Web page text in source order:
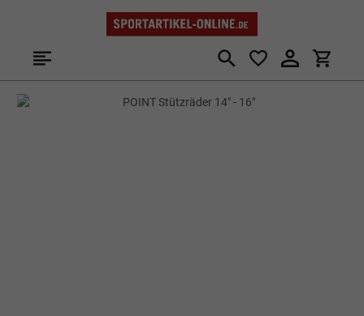
Zum Hauptinhalt springen
Bildergalerie überspringen